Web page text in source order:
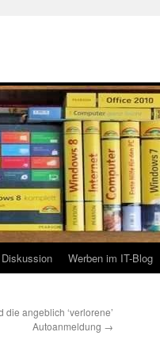
Diskussion Werben im IT-Blog
angeblich ‘verlorene’
Autoanmeldung →